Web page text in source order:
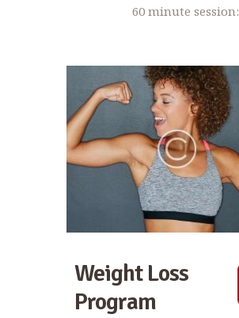
60 minute session:
Weight Loss
Program